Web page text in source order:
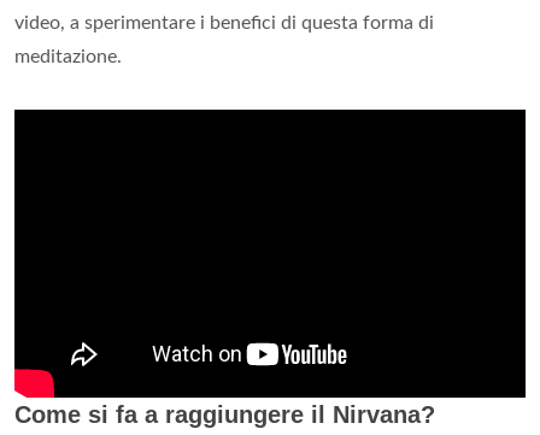
video, a sperimentare i benefici di questa forma di
meditazione.
Come si fa a raggiungere il Nirvana?